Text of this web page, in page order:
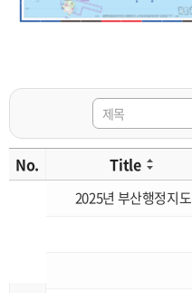
No. Title
2025년 부산행정지도